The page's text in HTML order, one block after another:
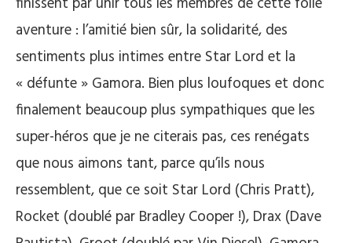
aventure : l’amitié bien sûr, la solidarité, des
sentiments plus intimes entre Star Lord et la
« défunte » Gamora. Bien plus loufoques et donc
finalement beaucoup plus sympathiques que les
super-héros que je ne citerais pas, ces renégats
que nous aimons tant, parce qu’ils nous
ressemblent, que ce soit Star Lord (Chris Pratt),
Rocket (doublé par Bradley Cooper !), Drax (Dave